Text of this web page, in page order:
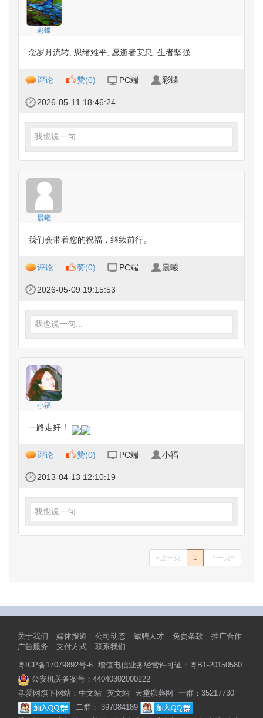
彩蝶
念岁月流转, 思绪难平, 愿逝者安息, 生者坚强
评论 赞(0) PC端 彩蝶
2026-05-11 18:46:24
我也说一句...
晨曦
我们会带着您的祝福，继续前行。
评论 赞(0) PC端 晨曦
2026-05-09 19:15:53
我也说一句...
小福
一路走好！
评论 赞(0) PC端 小福
2013-04-13 12:10:19
我也说一句...
«上一页 1 下一页»
关于我们 媒体报道 公司动态 诚聘人才 免责条款
推广合作
广告服务
支付方式 联系我们
粤ICP备17079892号-6 增值电信业务经营许可证：粤B1-20150580
公安机关备案号：44040302000222
孝爱网旗下网站： 中文站 英文站 天堂殡葬网
一群：35217730
二群： 397084189